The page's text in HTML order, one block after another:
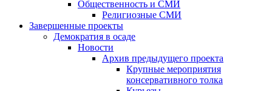
Общественность и СМИ
Религиозные СМИ
Завершенные проекты
Демократия в осаде
Новости
Архив предыдущего проекта
Крупные мероприятия
консервативного толка